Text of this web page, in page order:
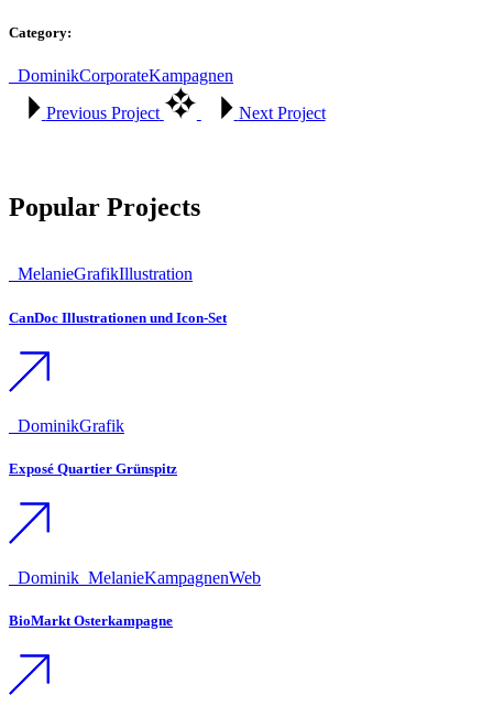
Category:
_DominikCorporateKampagnen
Previous Project Next Project
Popular Projects
_MelanieGrafikIllustration
CanDoc Illustrationen und Icon-Set
_DominikGrafik
Exposé Quartier Grünspitz
_Dominik _MelanieKampagnenWeb
BioMarkt Osterkampagne